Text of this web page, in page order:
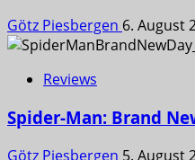
Götz Piesbergen 6. August
Reviews
Spider-Man: Brand
Götz Piesbergen 5. August